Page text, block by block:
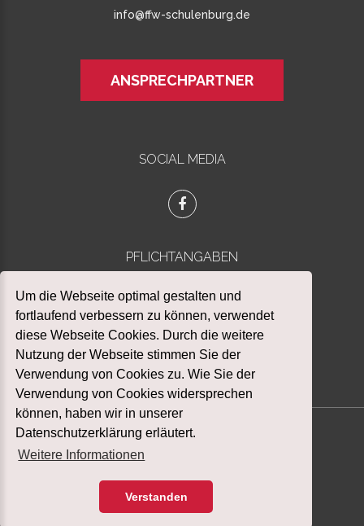
Um die Webseite optimal gestalten und
fortlaufend verbessern zu können, verwendet
diese Webseite Cookies. Durch die weitere
Nutzung der Webseite stimmen Sie der
Verwendung von Cookies zu. Wie Sie der
Verwendung von Cookies widersprechen
können, haben wir in unserer
Datenschutzerklärung erläutert.
Weitere Informationen
Verstanden
info@ffw-schulenburg.de
ANSPRECHPARTNER
SOCIAL MEDIA
PFLICHTANGABEN
Datenschutz
Impressum